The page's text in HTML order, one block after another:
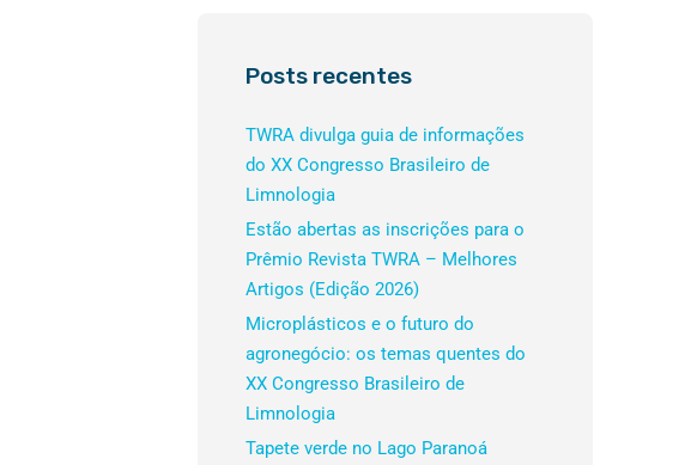
Posts recentes
TWRA divulga guia de informações
do XX Congresso Brasileiro de
Limnologia
Estão abertas as inscrições para o
Prêmio Revista TWRA – Melhores
Artigos (Edição 2026)
Microplásticos e o futuro do
agronegócio: os temas quentes do
XX Congresso Brasileiro de
Limnologia
Tapete verde no Lago Paranoá